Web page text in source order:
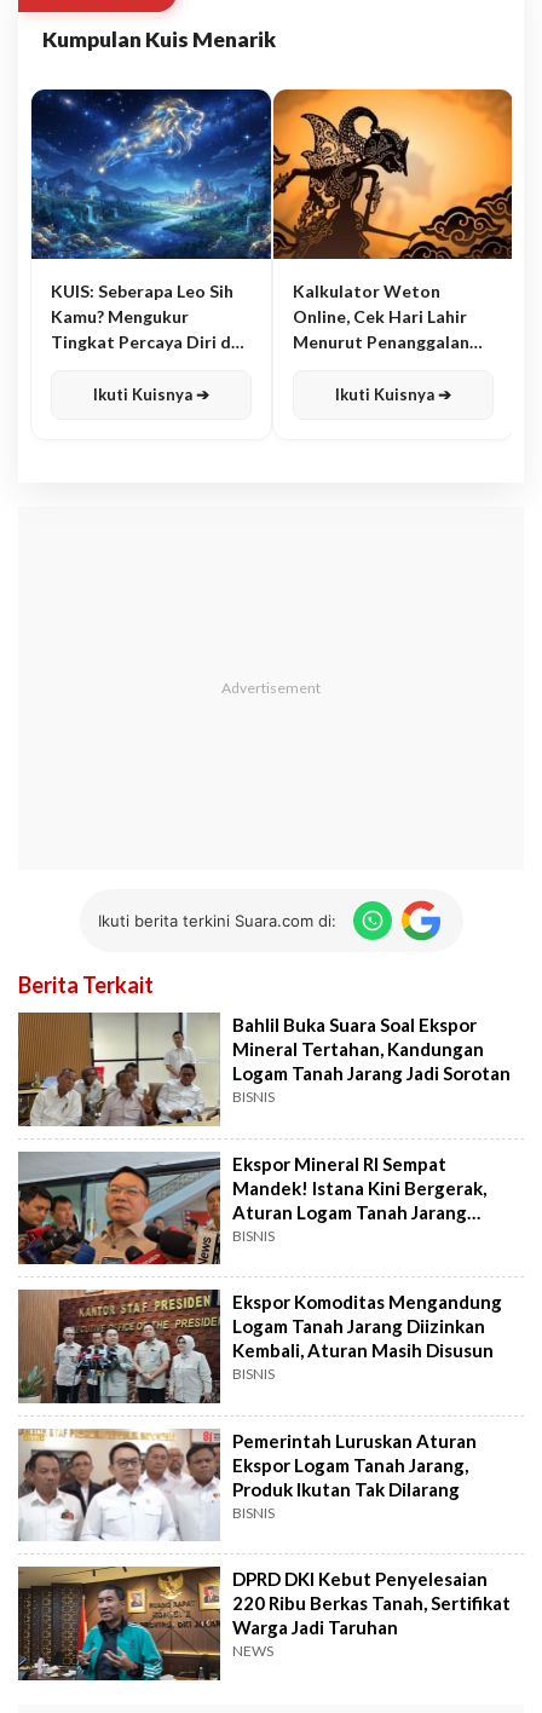
Kumpulan Kuis Menarik
KUIS: Seberapa Leo Sih
Kamu? Mengukur
Tingkat Percaya Diri dan
Ikuti Kuisnya ➔
Kalkulator Weton
Online, Cek Hari Lahir
Menurut Penanggalan
Ikuti Kuisnya ➔
Ikuti berita terkini Suara.com di:
Berita Terkait
Bahlil Buka Suara Soal Ekspor
Mineral Tertahan, Kandungan
Logam Tanah Jarang Jadi Sorotan
BISNIS
Ekspor Mineral RI Sempat
Mandek! Istana Kini Bergerak,
Aturan Logam Tanah Jarang
Segera Terbit
BISNIS
Ekspor Komoditas Mengandung
Logam Tanah Jarang Diizinkan
Kembali, Aturan Masih Disusun
BISNIS
Pemerintah Luruskan Aturan
Ekspor Logam Tanah Jarang,
Produk Ikutan Tak Dilarang
BISNIS
DPRD DKI Kebut Penyelesaian
220 Ribu Berkas Tanah, Sertifikat
Warga Jadi Taruhan
NEWS